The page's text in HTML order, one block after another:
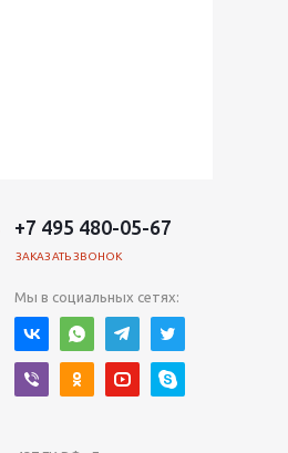
+7 495 480-05-67
ЗАКАЗАТЬ ЗВОНОК
Мы в социальных сетях: